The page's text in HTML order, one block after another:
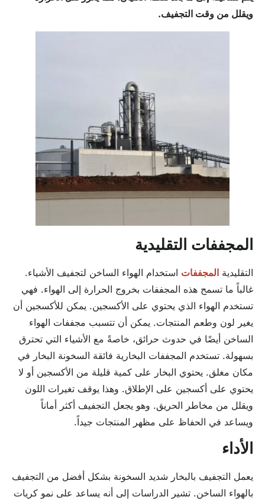
ويقلل من وقت التجفيف.
المجففات التقليدية
التقليدية المجففات استخدام الهواء الساخن لتجفيف الأشياء.
غالباً ما تسمح هذه المجففات بخروج الحرارة إلى الهواء. فهي
تستخدم الهواء الذي يحتوي على الأكسجين. يمكن للأكسجين أن
يغير لون وطعم المنتجات. يمكن أن تتسبب مجففات الهواء
الساخن أيضًا في حدوث حرائق، خاصةً مع الأشياء التي تحترق
بسهولة. تستخدم المجففات البخارية فائقة السخونة البخار في
مكان مغلق. يحتوي البخار على كمية قليلة من الأكسجين أو لا
يحتوي على أكسجين على الإطلاق. وهذا يوقف تغيرات اللون
ويقلل من مخاطر الحريق. وهو يجعل التجفيف أكثر أماناً
ويساعد في الحفاظ على مظهر المنتجات جيداً.
الأداء
يعمل التجفيف بالبخار شديد السخونة بشكل أفضل من التجفيف
بالهواء الساخن. تشير الدراسات إلى أنه يساعد على نمو كريات